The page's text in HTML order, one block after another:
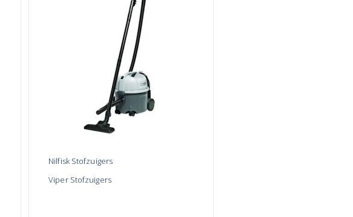
Nilfisk Stofzuigers
Viper Stofzuigers